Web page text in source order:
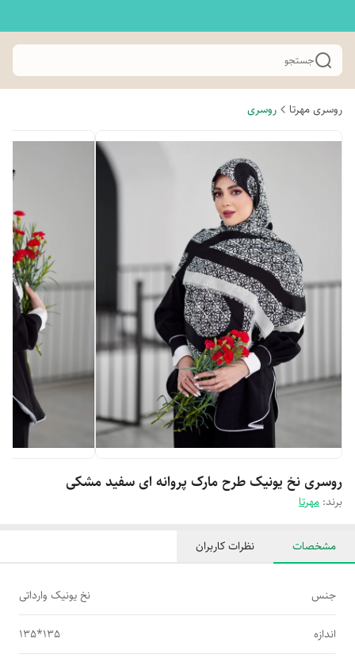
جستجو
روسری مهرتا روسری
روسری نخ یونیک طرح مارک پروانه ای سفید مشکی
برند: مهرتا
مشخصات نظرات کاربران
جنس نخ یونیک وارداتی
اندازه 135*135